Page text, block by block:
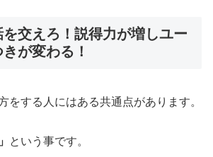
交えろ！説得力が増しユー
が変わる！
をする人にはある共通点があります。
」 という事です。